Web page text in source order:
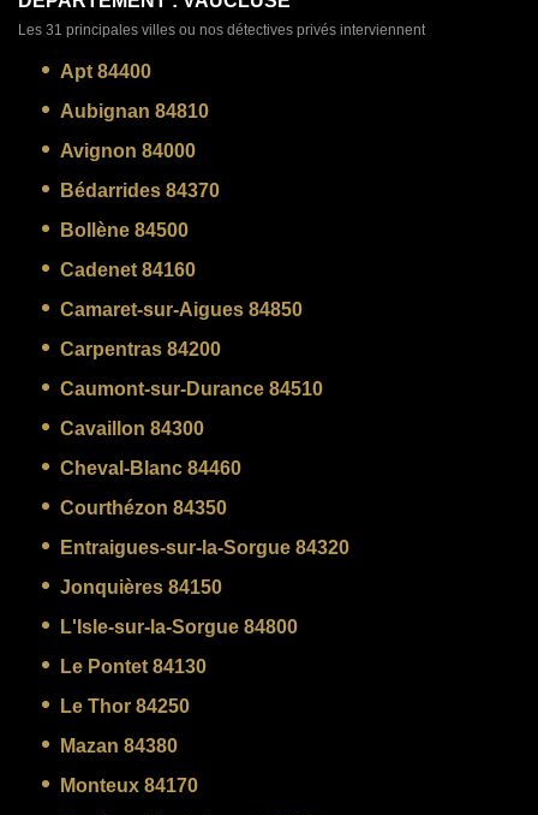
Les 31 principales villes ou nos détectives privés interviennent
Apt 84400
Aubignan 84810
Avignon 84000
Bédarrides 84370
Bollène 84500
Cadenet 84160
Camaret-sur-Aigues 84850
Carpentras 84200
Caumont-sur-Durance 84510
Cavaillon 84300
Cheval-Blanc 84460
Courthézon 84350
Entraigues-sur-la-Sorgue 84320
Jonquières 84150
L'Isle-sur-la-Sorgue 84800
Le Pontet 84130
Le Thor 84250
Mazan 84380
Monteux 84170